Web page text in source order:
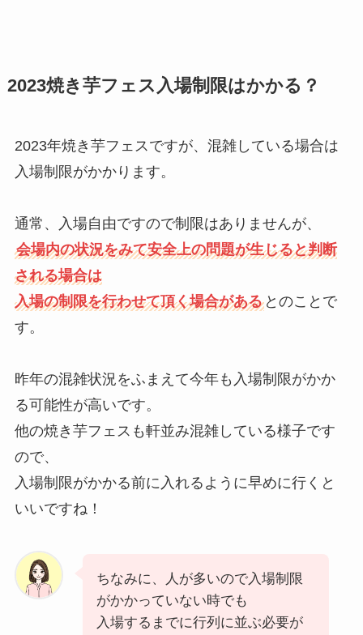
2023焼き芋フェス入場制限はかかる？
2023年焼き芋フェスですが、混雑している場合は
入場制限がかかります。
通常、入場自由ですので制限はありませんが、
会場内の状況をみて安全上の問題が生じると判断
される場合は
入場の制限を行わせて頂く場合があるとのことで
す。
昨年の混雑状況をふまえて今年も入場制限がかか
る可能性が高いです。
他の焼き芋フェスも軒並み混雑している様子です
ので、
入場制限がかかる前に入れるように早めに行くと
いいですね！
ちなみに、人が多いので入場制限
がかかっていない時でも
入場するまでに行列に並ぶ必要が